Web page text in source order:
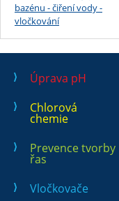
bazénu - čiření vody -
vločkování
Úprava pH
Chlorová
chemie
Prevence tvorby
řas
Vločkovače